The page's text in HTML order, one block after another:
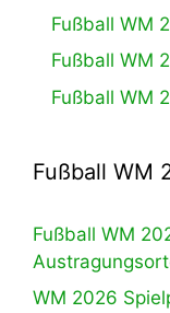
Fußball WM
Fußball WM
Fußball WM
Fußball WM
Fußball WM
WM 2026